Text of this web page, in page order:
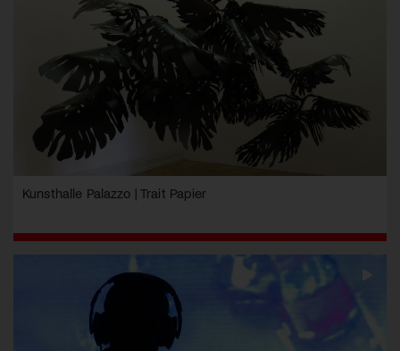
Kunsthalle Palazzo | Trait Papier